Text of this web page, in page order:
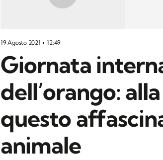
19 Agosto 2021 12:49
Giornata
dell’orango:
questo
animale